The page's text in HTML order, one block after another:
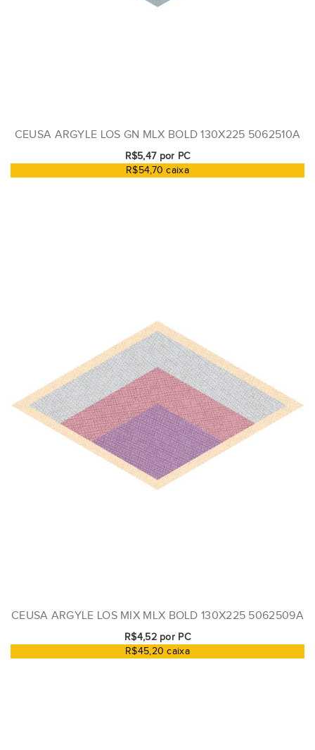
CEUSA ARGYLE LOS GN MLX BOLD 130X225 5062510A
R$5,47 por PC
R$54,70 caixa
CEUSA ARGYLE LOS MIX MLX BOLD 130X225 5062509A
R$4,52 por PC
R$45,20 caixa